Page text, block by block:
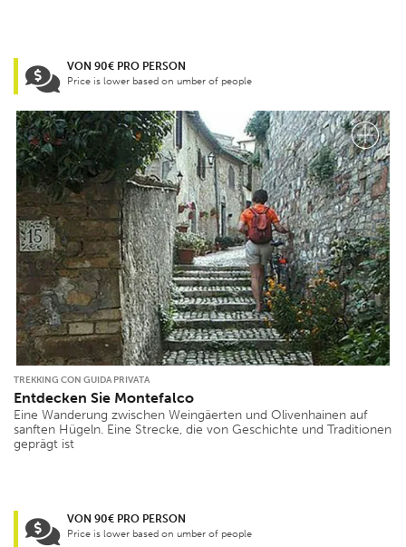
VON 90€ PRO PERSON
Price is lower based on umber of people
TREKKING CON GUIDA PRIVATA
Entdecken Sie Montefalco
Eine Wanderung zwischen Weingäerten und Olivenhainen auf
sanften Hügeln. Eine Strecke, die von Geschichte und Traditionen
geprägt ist
VON 90€ PRO PERSON
Price is lower based on umber of people